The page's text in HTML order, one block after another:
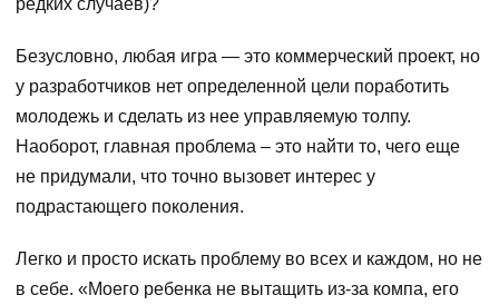
редких случаев)?
Безусловно, любая игра — это коммерческий проект, но
у разработчиков нет определенной цели поработить
молодежь и сделать из нее управляемую толпу.
Наоборот, главная проблема – это найти то, чего еще
не придумали, что точно вызовет интерес у
подрастающего поколения.
Легко и просто искать проблему во всех и каждом, но не
в себе. «Моего ребенка не вытащить из-за компа, его